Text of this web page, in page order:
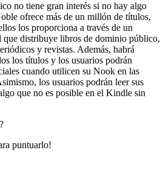
no tiene gran interés si no hay algo
ofrece más de un millón de títulos,
los proporciona a través de un
que distribuye libros de dominio público,
y revistas. Además, habrá
los títulos y los usuarios podrán
cuando utilicen su Nook en las
los usuarios podrán leer sus
que no es posible en el Kindle sin
puntuarlo!